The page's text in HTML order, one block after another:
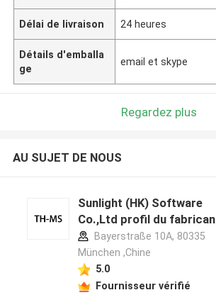
Délai de livraison 24 heures
Détails d'emballa
ge
email et skype
Regardez plus
AU SUJET DE NOUS
Sunlight (HK) Software
Co.,Ltd profil du
Bayerstraße 10A, 80335
München ,Chine
5.0
Fournisseur vérifié